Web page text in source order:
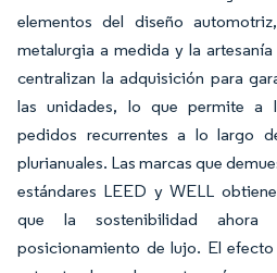
elementos del diseño
metalurgia a medida y la
centralizan la adquisición para
las unidades, lo que permite a
pedidos recurrentes a lo largo
plurianuales. Las marcas que
estándares LEED y WELL
que la sostenibilidad
posicionamiento de lujo. El